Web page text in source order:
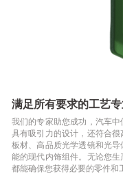
满足所有要求的工艺
我们的专家助您成功，汽车
具有吸引力的设计，还符合
板材、高品质光学透镜和光
能的现代内饰组件。无论您
都能确保您获得必要的零件和